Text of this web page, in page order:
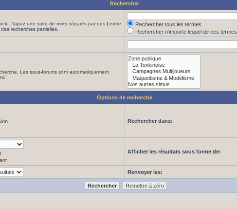
Rechercher
Tapez une suite de mots séparés par des | entre
recherches partielles.
Rechercher tous les termes
Rechercher n’importe lequel de ces termes
Les sous-forums sont automatiquement
Options de recherche
Rechercher dans:
Afficher les résultats sous forme de:
Renvoyer les: